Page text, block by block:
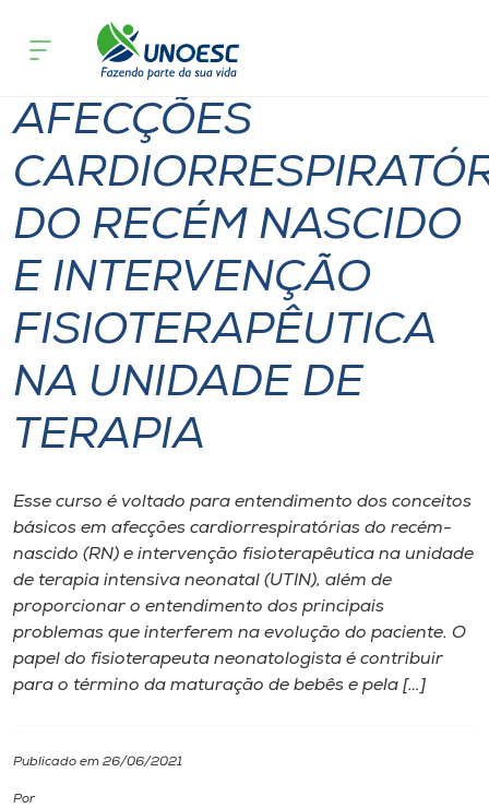
Cursos
Onde estamos
Pesquisa
Atendimento ao Estudante
Portal de Ensino
A
I.nova
Diplomados
Cultura
Biblioteca
acontece
AFECÇÕES
DO RECÉM NASCIDO
E INTERVENÇÃO
FISIOTERAPÊUTICA
NA UNIDADE DE
TERAPIA
Esse curso é voltado para entendimento dos conceitos
básicos em afecções cardiorrespiratórias do recém-
nascido (RN) e intervenção fisioterapêutica na unidade
de terapia intensiva neonatal (UTIN), além de
proporcionar o entendimento dos principais
problemas que interferem na evolução do paciente. O
papel do fisioterapeuta neonatologista é contribuir
para o término da maturação de bebês e pela […]
Publicado em 26/06/2021
Por